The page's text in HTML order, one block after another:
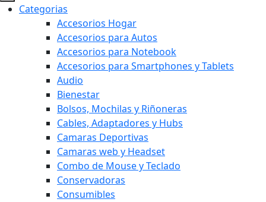
Categorias
Accesorios Hogar
Accesorios para Autos
Accesorios para Notebook
Accesorios para Smartphones y Tablets
Audio
Bienestar
Bolsos, Mochilas y Riñoneras
Cables, Adaptadores y Hubs
Camaras Deportivas
Camaras web y Headset
Combo de Mouse y Teclado
Conservadoras
Consumibles